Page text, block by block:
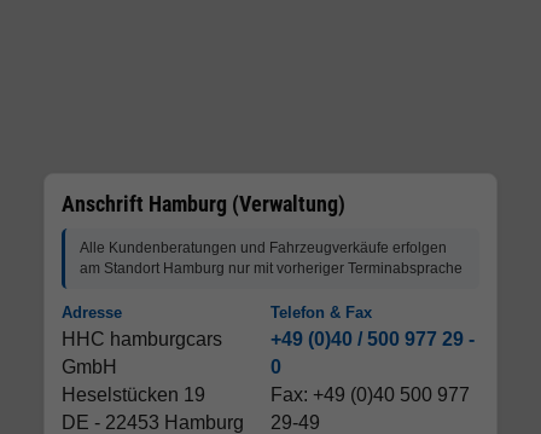
Anschrift Hamburg (Verwaltung)
Alle Kundenberatungen und Fahrzeugverkäufe erfolgen
am Standort Hamburg nur mit vorheriger Terminabsprache
Adresse
HHC hamburgcars
GmbH
Heselstücken 19
DE - 22453 Hamburg
Telefon & Fax
+49 (0)40 / 500 977 29 -
0
Fax: +49 (0)40 500 977
29-49